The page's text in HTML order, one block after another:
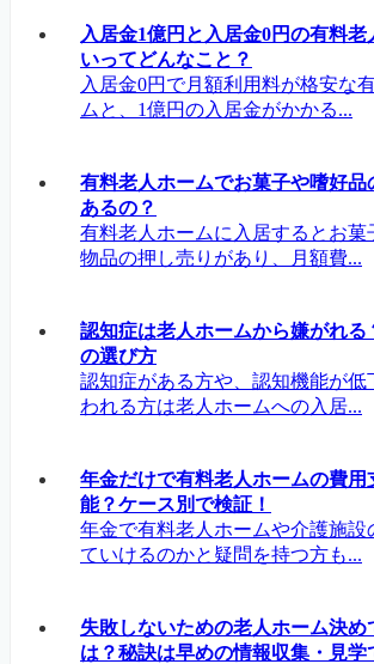
入居金1億円と入居金0円の有料
いってどんなこと？
入居金0円で月額利用料が格安な
ムと、1億円の入居金がかかる...
有料老人ホームでお菓子や嗜好品
あるの？
有料老人ホームに入居するとお菓
物品の押し売りがあり、月額費...
認知症は老人ホームから嫌がれる
の選び方
認知症がある方や、認知機能が低
われる方は老人ホームへの入居...
年金だけで有料老人ホームの費用
能？ケース別で検証！
年金で有料老人ホームや介護施設
ていけるのかと疑問を持つ方も...
失敗しないための老人ホーム決め
は？秘訣は早めの情報収集・見学